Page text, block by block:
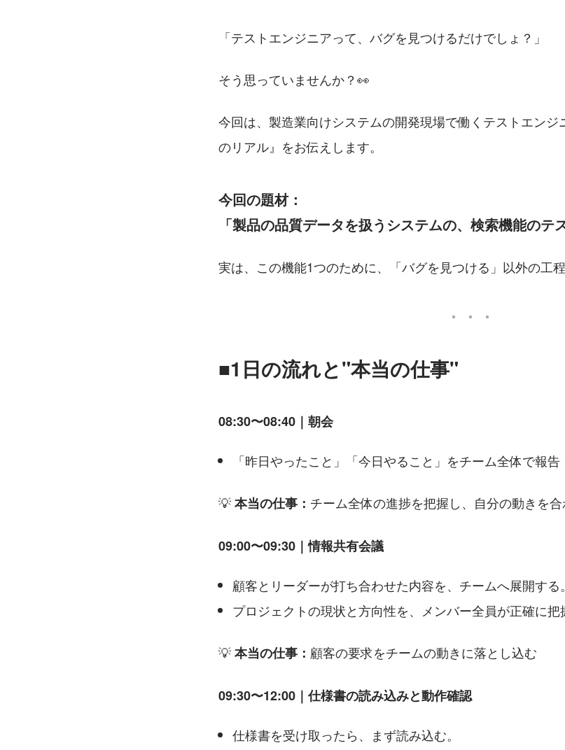
「テストエンジニアって、バグを見つけるだけでしょ？」
そう思っていませんか？👀
今回は、製造業向けシステムの開発現場で働くテストエン
のリアル』をお伝えします。
今回の題材：
「製品の品質データを扱うシステムの、検索機能のテ
実は、この機能1つのために、「バグを見つける」以外の工
■1日の流れと"本当の仕事"
08:30〜08:40｜朝会
「昨日やったこと」「今日やること」をチーム全体で報告
💡 本当の仕事： チーム全体の進捗を把握し、自分の動きを合
09:00〜09:30｜情報共有会議
顧客とリーダーが打ち合わせた内容を、チームへ展開する。
プロジェクトの現状と方向性を、メンバー全員が正確に把
💡 本当の仕事： 顧客の要求をチームの動きに落とし込む
09:30〜12:00｜仕様書の読み込みと動作確認
仕様書を受け取ったら、まず読み込む。